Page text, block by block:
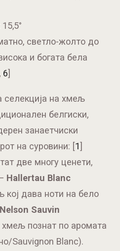
15,5°
светло-жолто до
и богата бела
, 6]
селекција на хмељ
белгиски,
занаетчиски
на суровини: [1]
две многу ценети,
Hallertau Blanc
кој дава ноти на бело
Nelson Sauvin
познат по аромата
Sauvignon Blanc).